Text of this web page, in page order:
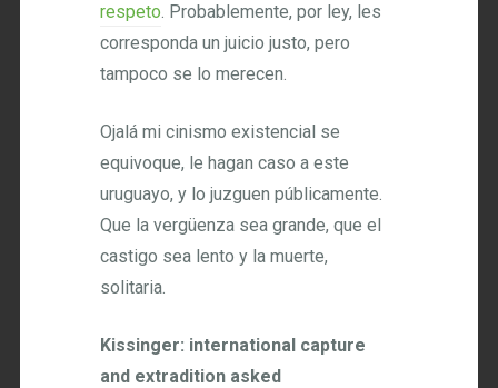
respeto. Probablemente, por ley, les
corresponda un juicio justo, pero
tampoco se lo merecen.
Ojalá mi cinismo existencial se
equivoque, le hagan caso a este
uruguayo, y lo juzguen públicamente.
Que la vergüenza sea grande, que el
castigo sea lento y la muerte,
solitaria.
Kissinger: international capture
and extradition asked